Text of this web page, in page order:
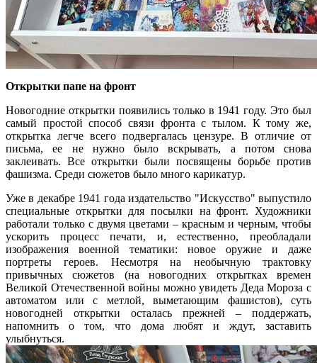
Открытки папе на фронт
Новогодние открытки появились только в 1941 году. Это был
самый простой способ связи фронта с тылом. К тому же,
открытка легче всего подвергалась цензуре. В отличие от
письма, ее не нужно было вскрывать, а потом снова
заклеивать. Все открытки были посвящены борьбе против
фашизма. Среди сюжетов было много карикатур.
Уже в декабре 1941 года издательство "Искусство" выпустило
специальные открытки для посылки на фронт. Художники
работали только с двумя цветами – красным и черным, чтобы
ускорить процесс печати, и, естественно, преобладали
изображения военной тематики: новое оружие и даже
портреты героев. Несмотря на необычную трактовку
привычных сюжетов (на новогодних открытках времен
Великой Отечественной войны можно увидеть Деда Мороза с
автоматом или с метлой, выметающим фашистов), суть
новогодней открытки осталась прежней – поддержать,
напомнить о том, что дома любят и ждут, заставить
улыбнуться.